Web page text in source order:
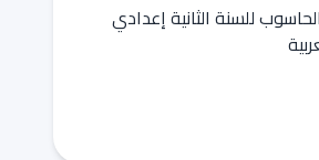
للسنة الثانية إعدادي